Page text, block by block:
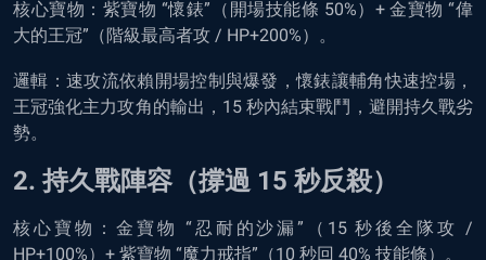
核心寶物：紫寶物 “懷錶”（開場技能條 50%）+ 金寶物 “偉
大的王冠”（階級最高者攻 / HP+200%）。
邏輯：速攻流依賴開場控制與爆發，懷錶讓輔角快速控場，
王冠強化主力攻角的輸出，15 秒內結束戰鬥，避開持久戰劣
勢。
2. 持久戰陣容（撐過 15 秒反殺）
核心寶物：金寶物 “忍耐的沙漏”（15 秒後全隊攻 /
HP+100%）+ 紫寶物 “魔力戒指”（10 秒回 40% 技能條）。